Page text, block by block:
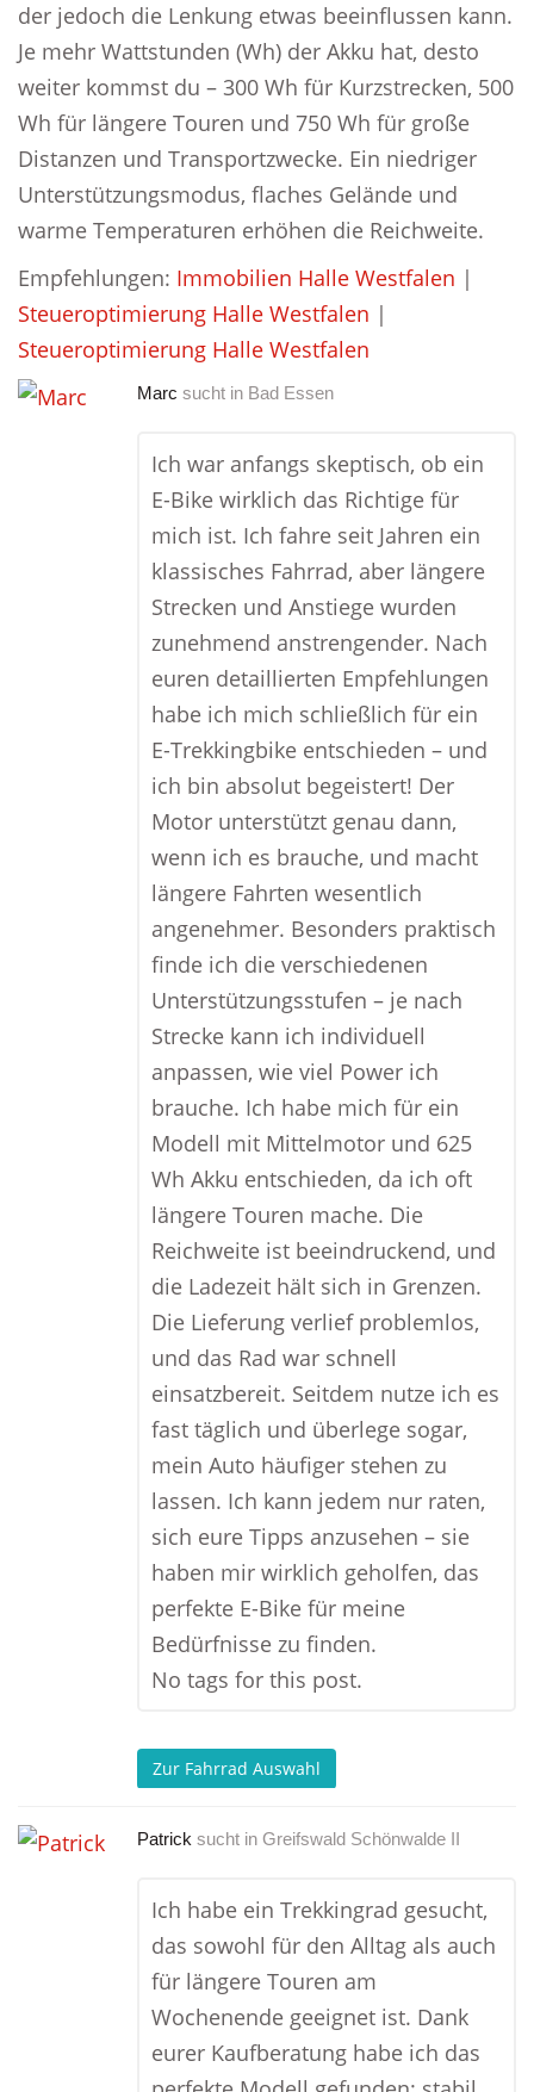
der jedoch die Lenkung etwas beeinflussen kann.
Je mehr Wattstunden (Wh) der Akku hat, desto
weiter kommst du – 300 Wh für Kurzstrecken, 500
Wh für längere Touren und 750 Wh für große
Distanzen und Transportzwecke. Ein niedriger
Unterstützungsmodus, flaches Gelände und
warme Temperaturen erhöhen die Reichweite.
Empfehlungen: Immobilien Halle Westfalen |
Steueroptimierung Halle Westfalen |
Steueroptimierung Halle Westfalen
Marc sucht in Bad Essen
Ich war anfangs skeptisch, ob ein
E-Bike wirklich das Richtige für
mich ist. Ich fahre seit Jahren ein
klassisches Fahrrad, aber längere
Strecken und Anstiege wurden
zunehmend anstrengender. Nach
euren detaillierten Empfehlungen
habe ich mich schließlich für ein
E-Trekkingbike entschieden – und
ich bin absolut begeistert! Der
Motor unterstützt genau dann,
wenn ich es brauche, und macht
längere Fahrten wesentlich
angenehmer. Besonders praktisch
finde ich die verschiedenen
Unterstützungsstufen – je nach
Strecke kann ich individuell
anpassen, wie viel Power ich
brauche. Ich habe mich für ein
Modell mit Mittelmotor und 625
Wh Akku entschieden, da ich oft
längere Touren mache. Die
Reichweite ist beeindruckend, und
die Ladezeit hält sich in Grenzen.
Die Lieferung verlief problemlos,
und das Rad war schnell
einsatzbereit. Seitdem nutze ich es
fast täglich und überlege sogar,
mein Auto häufiger stehen zu
lassen. Ich kann jedem nur raten,
sich eure Tipps anzusehen – sie
haben mir wirklich geholfen, das
perfekte E-Bike für meine
Bedürfnisse zu finden.
No tags for this post.
Zur Fahrrad Auswahl
Patrick sucht in Greifswald Schönwalde II
Ich habe ein Trekkingrad gesucht,
das sowohl für den Alltag als auch
für längere Touren am
Wochenende geeignet ist. Dank
eurer Kaufberatung habe ich das